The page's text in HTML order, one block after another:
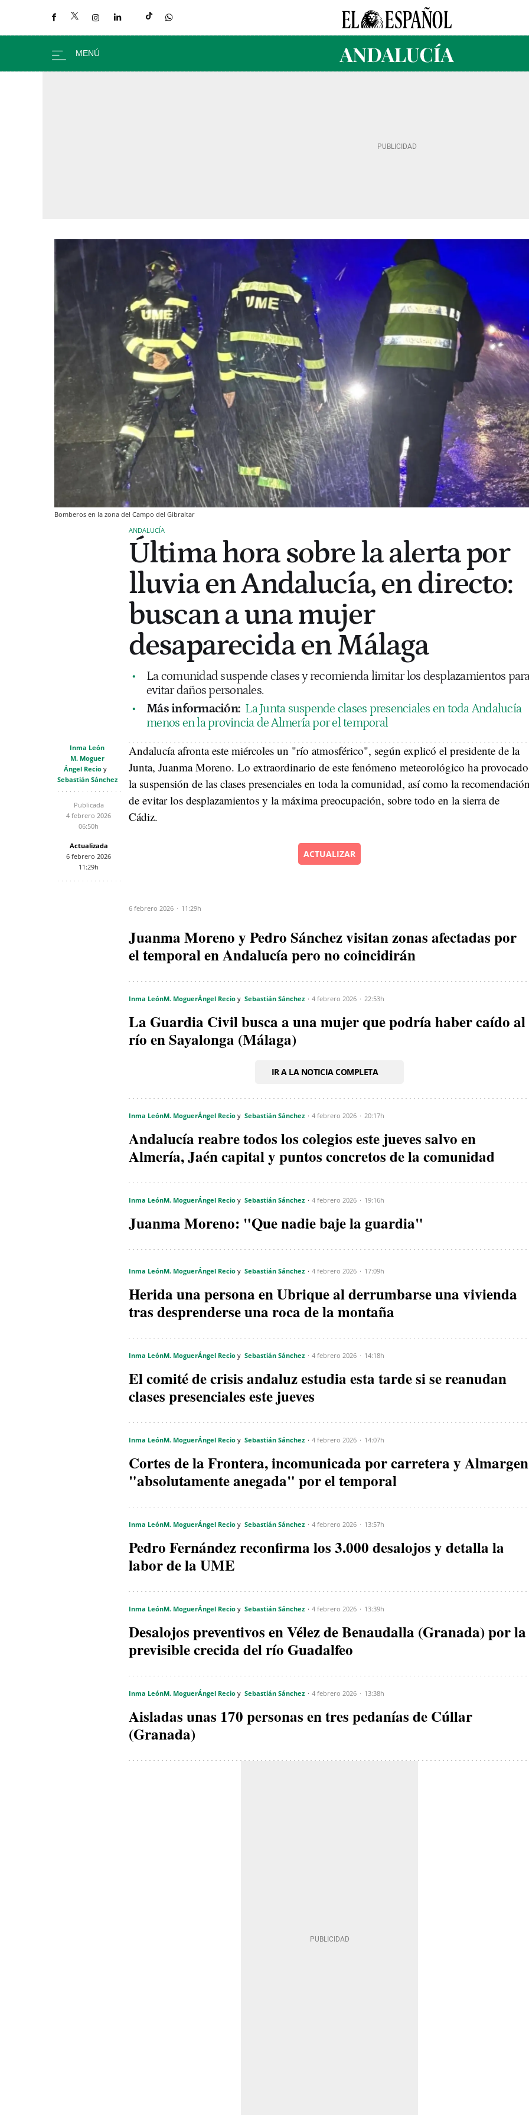
Bomberos en la zona del Campo del Gibraltar
ANDALUCÍA
Última hora sobre la alerta por
lluvia en Andalucía, en directo:
buscan a una mujer
desaparecida en Málaga
La comunidad suspende clases y recomienda limitar los desplazamientos
evitar daños personales.
Más información: La Junta suspende clases presenciales en toda Andalucía
menos en la provincia de Almería por el temporal
Inma León
M. Moguer
Ángel Recio
Sebastián Sánchez
Publicada
4 febrero 2026
06:50h
Actualizada
6 febrero 2026
11:29h
Andalucía afronta este miércoles un "río atmosférico", según explicó el presidente de la
Junta, Juanma Moreno. Lo extraordinario de este fenómeno meteorológico ha provocado
la suspensión de las clases presenciales en toda la comunidad, así como la
de evitar los desplazamientos y la máxima preocupación, sobre todo en la sierra de
Cádiz.
ACTUALIZAR
6 febrero 2026 11:29h
Juanma Moreno y Pedro Sánchez visitan zonas afectadas por
el temporal en Andalucía pero no coincidirán
Inma LeónM. MoguerÁngel Recio Sebastián Sánchez 4 febrero 2026 22:53h
La Guardia Civil busca a una mujer que podría haber caído al
río en Sayalonga (Málaga)
IR A LA NOTICIA COMPLETA
Inma LeónM. MoguerÁngel Recio Sebastián Sánchez 4 febrero 2026 20:17h
Andalucía reabre todos los colegios este jueves salvo en
Almería, Jaén capital y puntos concretos de la comunidad
Inma LeónM. MoguerÁngel Recio Sebastián Sánchez 4 febrero 2026 19:16h
Juanma Moreno: "Que nadie baje la guardia"
Inma LeónM. MoguerÁngel Recio Sebastián Sánchez 4 febrero 2026 17:09h
Herida una persona en Ubrique al derrumbarse una vivienda
tras desprenderse una roca de la montaña
Inma LeónM. MoguerÁngel Recio Sebastián Sánchez 4 febrero 2026 14:18h
El comité de crisis andaluz estudia esta tarde si se reanudan
clases presenciales este jueves
Inma LeónM. MoguerÁngel Recio Sebastián Sánchez 4 febrero 2026 14:07h
Cortes de la Frontera, incomunicada por carretera y Almargen
"absolutamente anegada" por el temporal
Inma LeónM. MoguerÁngel Recio Sebastián Sánchez 4 febrero 2026 13:57h
Pedro Fernández reconfirma los 3.000 desalojos y detalla la
labor de la UME
Inma LeónM. MoguerÁngel Recio Sebastián Sánchez 4 febrero 2026 13:39h
Desalojos preventivos en Vélez de Benaudalla (Granada) por la
previsible crecida del río Guadalfeo
Inma LeónM. MoguerÁngel Recio Sebastián Sánchez 4 febrero 2026 13:38h
Aisladas unas 170 personas en tres pedanías de Cúllar
(Granada)